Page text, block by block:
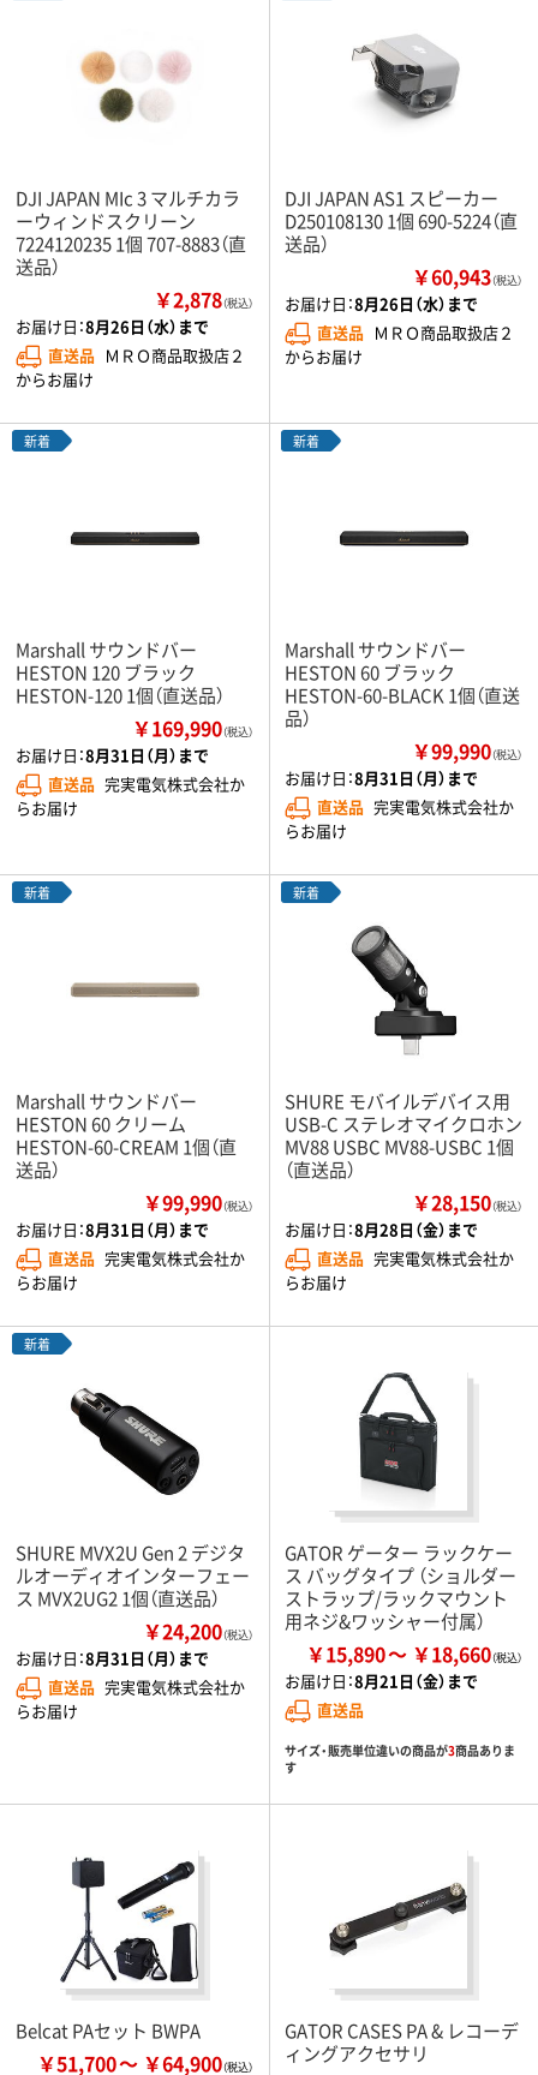
DJI JAPAN MIc 3 マルチカラ
ーウィンドスクリーン
7224120235 1個 707-8883（直
送品）
￥2,878（税込）
お届け日：8月26日（水）まで
直送品 ＭＲＯ商品取扱店２
からお届け
DJI JAPAN AS1 スピーカー
D250108130 1個 690-5224（直
送品）
￥60,943（税込）
お届け日：8月26日（水）まで
直送品 ＭＲＯ商品取扱店２
からお届け
新着
Marshall サウンドバー
HESTON 120 ブラック
HESTON-120 1個（直送品）
￥169,990（税込）
お届け日：8月31日（月）まで
直送品 完実電気株式会社か
らお届け
新着
Marshall サウンドバー
HESTON 60 ブラック
HESTON-60-BLACK 1個（直送
品）
￥99,990（税込）
お届け日：8月31日（月）まで
直送品 完実電気株式会社か
らお届け
新着
Marshall サウンドバー
HESTON 60 クリーム
HESTON-60-CREAM 1個（直
送品）
￥99,990（税込）
お届け日：8月31日（月）まで
直送品 完実電気株式会社か
らお届け
新着
SHURE モバイルデバイス用
USB-C ステレオマイクロホン
MV88 USBC MV88-USBC 1個
（直送品）
￥28,150（税込）
お届け日：8月28日（金）まで
直送品 完実電気株式会社か
らお届け
新着
SHURE MVX2U Gen 2 デジタ
ルオーディオインターフェー
ス MVX2UG2 1個（直送品）
￥24,200（税込）
お届け日：8月31日（月）まで
直送品 完実電気株式会社か
らお届け
GATOR ゲーター ラックケー
ス バッグタイプ （ショルダー
ストラップ/ラックマウント
用ネジ&ワッシャー付属）
￥15,890 ￥18,660
お届け日：8月21日（金）まで
直送品
サイズ・販売単位違いの商品が3商品ありま
す
Belcat PAセット BWPA
￥51,700 ￥64,900
GATOR CASES PA & レコーデ
ィングアクセサリ